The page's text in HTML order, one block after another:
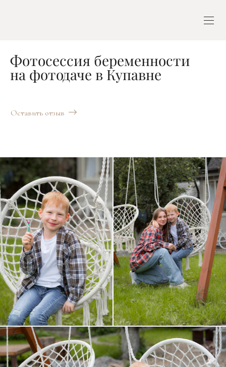
Фотосессия беременности
на фотодаче в Купавне
Оставить отзыв